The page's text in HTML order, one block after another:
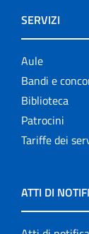
SERVIZI
Aule
Bandi e
Biblioteca
Patrocini
Tariffe dei
ATTI DI